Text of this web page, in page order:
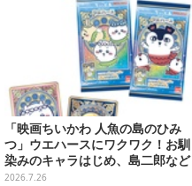
「映画ちいかわ 人魚の島のひみ
つ」ウエハースにワクワク！お馴
染みのキャラはじめ、島二郎など
セイレーン編カード全22種
2026.7.26